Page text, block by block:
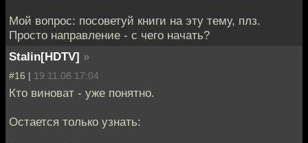
Мой вопрос: посоветуй книги на эту тему, плз.
Просто направление - с чего начать?
Stalin[HDTV] »
#16 | 19.11.08 17:04
Кто виноват - уже понятно.
Остается только узнать: